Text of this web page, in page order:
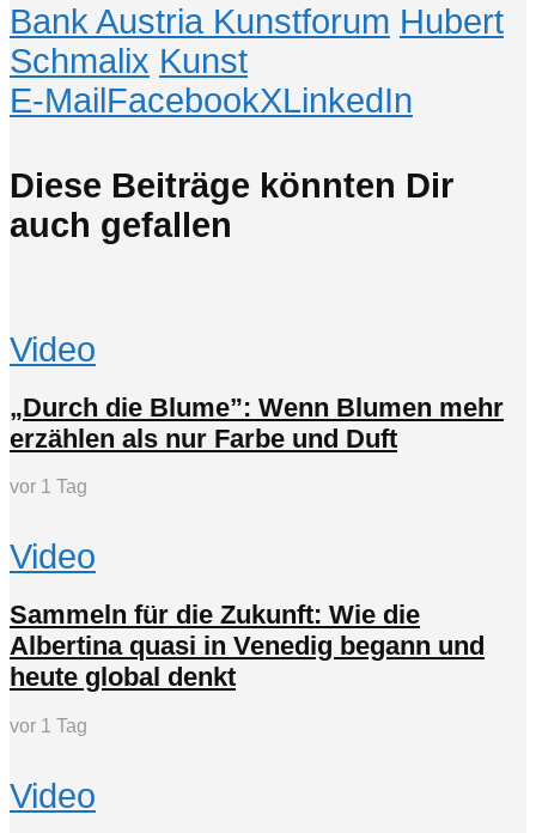
Bank Austria Kunstforum Hubert
Schmalix Kunst
E-MailFacebookXLinkedIn
Diese Beiträge könnten Dir
auch gefallen
Video
„Durch die Blume”: Wenn Blumen mehr
erzählen als nur Farbe und Duft
vor 1 Tag
Video
Sammeln für die Zukunft: Wie die
Albertina quasi in Venedig begann und
heute global denkt
vor 1 Tag
Video